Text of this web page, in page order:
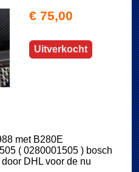
€ 75,00
Uitverkocht
met B280E
( 0280001505 ) bosch
DHL voor de nu